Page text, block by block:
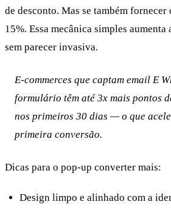
de desconto. Mas se também
15%. Essa mecânica simples
sem parecer invasiva.
E-commerces que captam email E
formulário têm até 3x mais pontos
nos primeiros 30 dias — o que
primeira conversão.
Dicas para o pop-up converter mais:
Design limpo e alinhado com a